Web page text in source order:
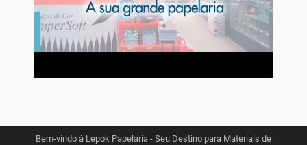
Bem-vindo à Lepok Papelaria - Seu Destino para Materiais de